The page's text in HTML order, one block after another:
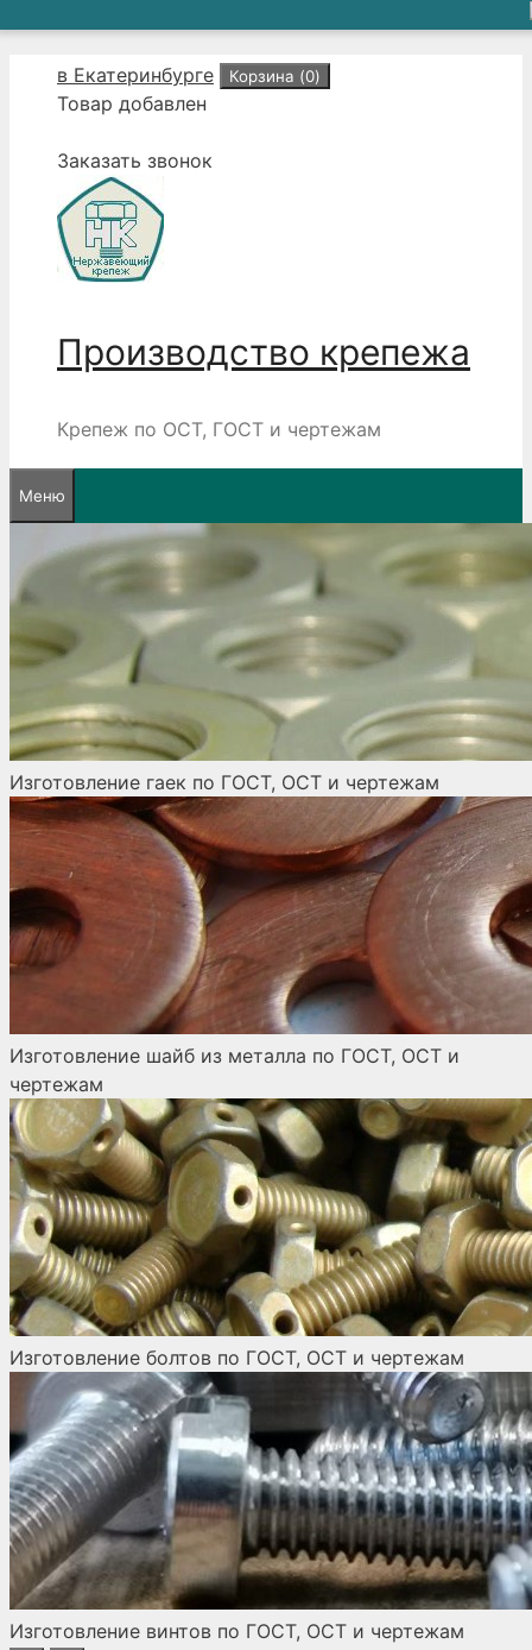
Перейтив Екатеринбурге Корзина (0)
Товар добавлен
Заказать звонок
Производство крепежа
Крепеж по ОСТ, ГОСТ и чертежам
Меню
Изготовление гаек по ГОСТ, ОСТ и чертежам
Изготовление шайб из металла по ГОСТ, ОСТ и
чертежам
Изготовление болтов по ГОСТ, ОСТ и чертежам
Изготовление винтов по ГОСТ, ОСТ и чертежам